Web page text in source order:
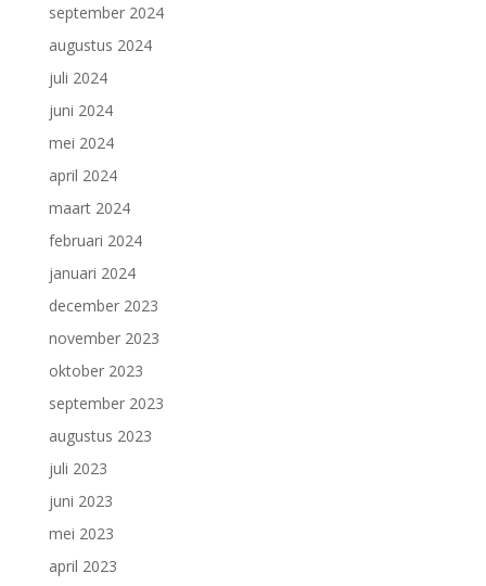
september 2024
augustus 2024
juli 2024
juni 2024
mei 2024
april 2024
maart 2024
februari 2024
januari 2024
december 2023
november 2023
oktober 2023
september 2023
augustus 2023
juli 2023
juni 2023
mei 2023
april 2023